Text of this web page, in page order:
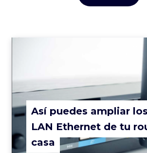
Así puedes ampliar
LAN Ethernet de tu
casa